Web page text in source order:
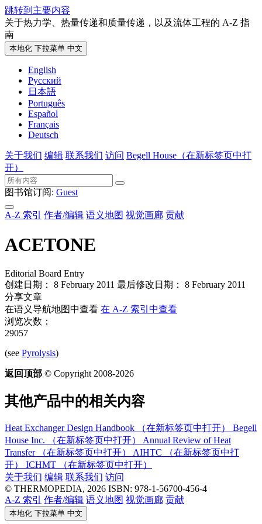
跳转到主要内容
关于热力学、热量传递和质量传递，以及流体工程的 A-Z 指
南
本地化 下拉菜单 中文
English
Русский
日本語
Português
Español
Français
Deutsch
关于我们 编辑 联系我们 访问 Begell House （在新标签页中打
开）
图书馆订阅: Guest
A-Z 索引 作者/编辑 语义地图 视觉画廊 贡献
ACETONE
Editorial Board Entry
创建日期： 8 February 2011 最后修改日期： 8 February 2011
分享文章
在语义导航地图中查看 在 A-Z 索引中查看
浏览次数：
29057
(see Pyrolysis)
返回顶部 © Copyright 2008-2026
其他产品中的相关内容
Heat Exchanger Design Handbook （在新标签页中打开）
Begell
House Inc.
（在新标签页中打开）
Annual Review of Heat
Transfer
（在新标签页中打开） AIHTC
（在新标签页中打
开）
ICHMT
（在新标签页中打开）
关于我们 编辑 联系我们 访问
© THERMOPEDIA, 2026 ISBN: 978-1-56700-456-4
A-Z 索引
作者/编辑 语义地图 视觉画廊 贡献
本地化 下拉菜单 中文